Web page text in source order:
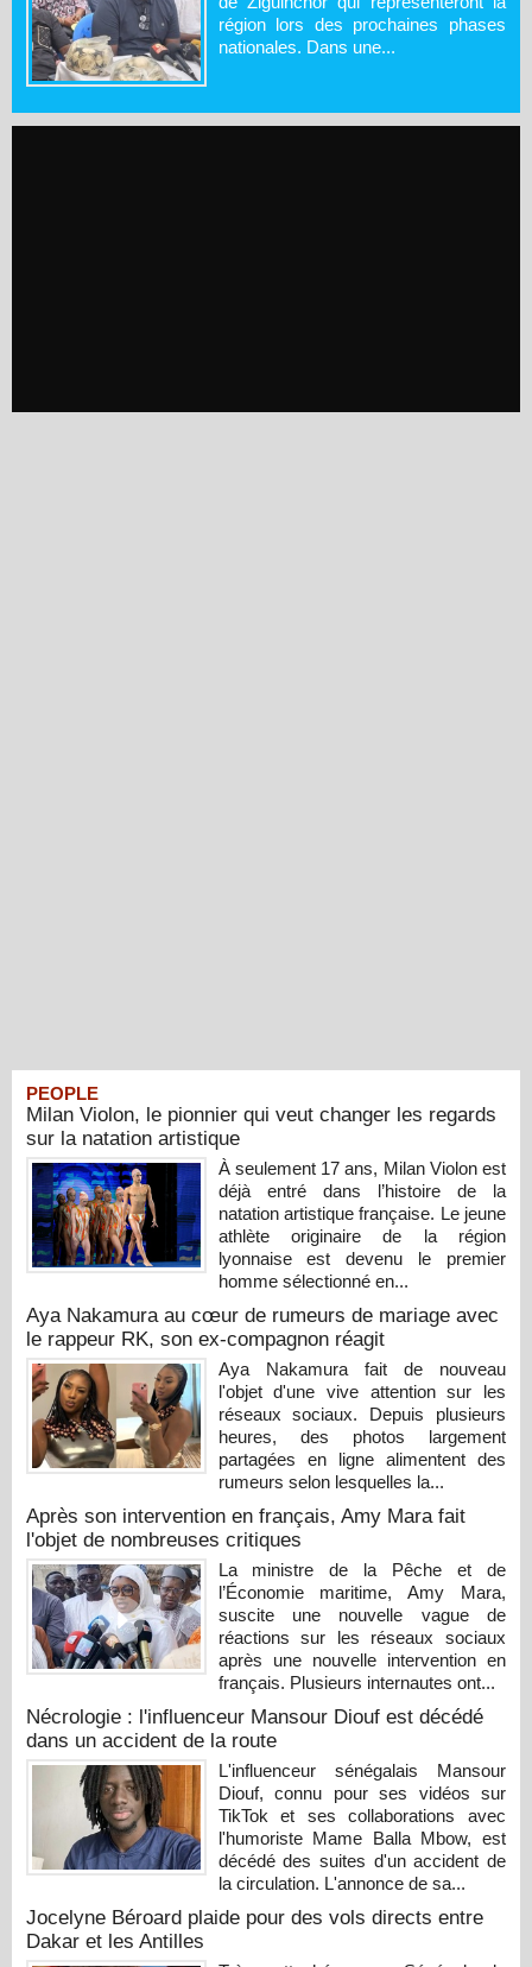
région lors des prochaines phases
nationales. Dans une...
PEOPLE
Milan Violon, le pionnier qui veut changer les regards
sur la natation artistique
À seulement 17 ans, Milan Violon est
déjà entré dans l’histoire de la
natation artistique française. Le jeune
athlète originaire de la région
lyonnaise est devenu le premier
homme sélectionné en...
Aya Nakamura au cœur de rumeurs de mariage avec
le rappeur RK, son ex-compagnon réagit
Aya Nakamura fait de nouveau
l'objet d'une vive attention sur les
réseaux sociaux. Depuis plusieurs
heures, des photos largement
partagées en ligne alimentent des
rumeurs selon lesquelles la...
Après son intervention en français, Amy Mara fait
l'objet de nombreuses critiques
La ministre de la Pêche et de
l’Économie maritime, Amy Mara,
suscite une nouvelle vague de
réactions sur les réseaux sociaux
après une nouvelle intervention en
français. Plusieurs internautes ont...
Nécrologie : l'influenceur Mansour Diouf est décédé
dans un accident de la route
L'influenceur sénégalais Mansour
Diouf, connu pour ses vidéos sur
TikTok et ses collaborations avec
l'humoriste Mame Balla Mbow, est
décédé des suites d'un accident de
la circulation. L'annonce de sa...
Jocelyne Béroard plaide pour des vols directs entre
Dakar et les Antilles